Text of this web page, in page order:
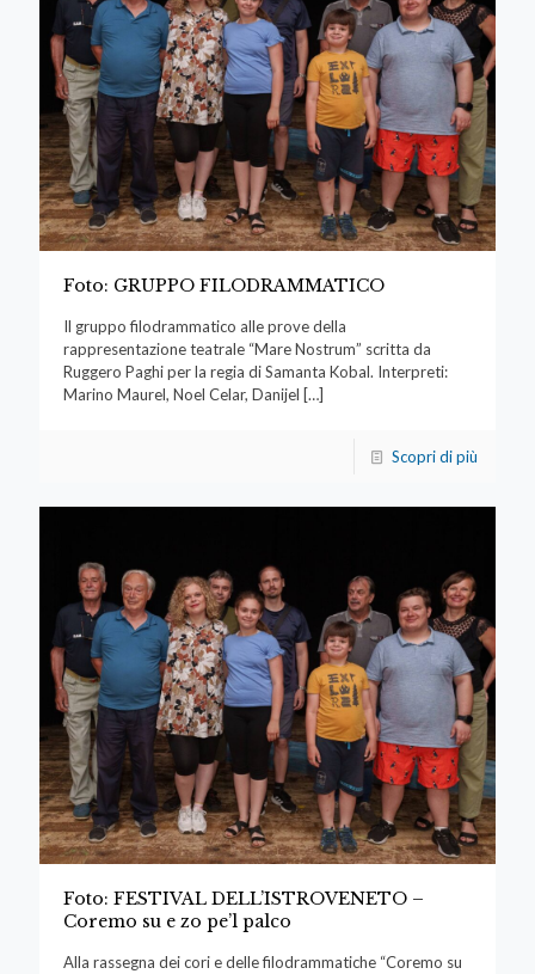
Foto: GRUPPO FILODRAMMATICO
Il gruppo filodrammatico alle prove della
rappresentazione teatrale “Mare Nostrum” scritta da
Ruggero Paghi per la regia di Samanta Kobal. Interpreti:
Marino Maurel, Noel Celar, Danijel […]
Scopri di più
Foto: FESTIVAL DELL’ISTROVENETO –
Coremo su e zo pe’l palco
Alla rassegna dei cori e delle filodrammatiche “Coremo su